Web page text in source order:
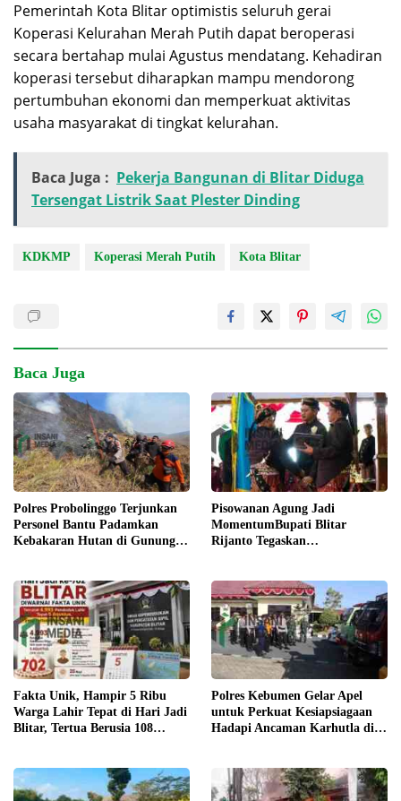
Pemerintah Kota Blitar optimistis seluruh gerai
Koperasi Kelurahan Merah Putih dapat beroperasi
secara bertahap mulai Agustus mendatang. Kehadiran
koperasi tersebut diharapkan mampu mendorong
pertumbuhan ekonomi dan memperkuat aktivitas
usaha masyarakat di tingkat kelurahan.
Baca Juga : Pekerja Bangunan di Blitar Diduga
Tersengat Listrik Saat Plester Dinding
KDKMP Koperasi Merah Putih Kota Blitar
Baca Juga
Polres Probolinggo Terjunkan
Personel Bantu Padamkan
Kebakaran Hutan di Gunung
Pisowanan Agung Jadi
MomentumBupati Blitar
Rijanto Tegaskan
Fakta Unik, Hampir 5 Ribu
Warga Lahir Tepat di Hari Jadi
Blitar, Tertua Berusia 108
Polres Kebumen Gelar Apel
untuk Perkuat Kesiapsiagaan
Hadapi Ancaman Karhutla di